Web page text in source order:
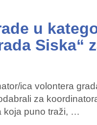
u
Siska“
ica volontera
za
koja puno traži, …